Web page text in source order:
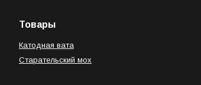
Товары
Катодная вата
Старательский мох